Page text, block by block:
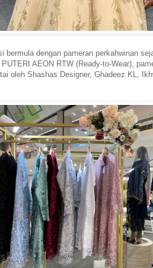
bermula dengan pameran perkahwinan
AEON RTW (Ready-to-Wear),
oleh Shashas Designer, Ghadeez KL,